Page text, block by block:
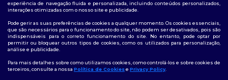
2026. Todos os direitos reservados
Siga-nos
experiência de navegação fluida e personalizada, incluindo conteúdos personalizados,
interações otimizadas com o nosso site e publicidade.
Pode gerir as suas preferências de cookies a qualquer momento. Os cookies essenciais,
que são necessários para o funcionamento do site, não podem ser desativados, pois são
indispensáveis para o correto funcionamento do site. No entanto, pode optar por
permitir ou bloquear outros tipos de cookies, como os utilizados para personalização,
análise e publicidade.
Para mais detalhes sobre como utilizamos cookies, como controlá-los e sobre cookies de
terceiros, consulte a nossa Política de Cookiese Privacy Policy.